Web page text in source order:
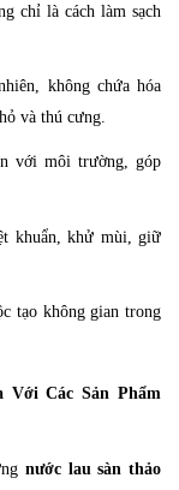
chỉ là cách làm sạch
không chứa hóa
và thú cưng.
với môi trường, góp
khuẩn, khử mùi, giữ
tạo không gian trong
Với Các Sản Phẩm
nước lau sàn thảo